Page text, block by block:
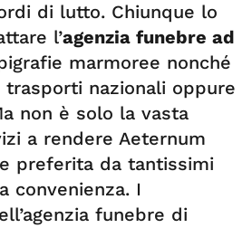
di lutto. Chiunque lo
l’agenzia funebre ad
marmoree nonché
nazionali oppure
non è solo la vasta
a rendere Aeternum
preferita da tantissimi
convenienza. I
funebre di